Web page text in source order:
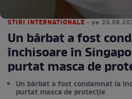
STIRI INTERNATIONALE • pe
Un bărbat a fost
închisoare în
purtat masca de
Un bărbat a fost condamnat la
purtat masca de protecție